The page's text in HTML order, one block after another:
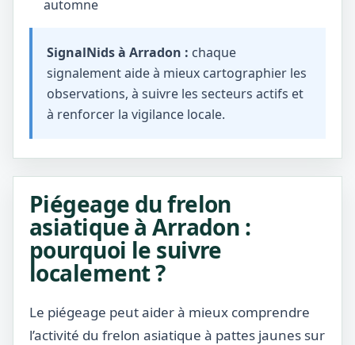
automne
SignalNids à Arradon : chaque
signalement aide à mieux cartographier les
observations, à suivre les secteurs actifs et
à renforcer la vigilance locale.
Piégeage du frelon
asiatique à Arradon :
pourquoi le suivre
localement ?
Le piégeage peut aider à mieux comprendre
l’activité du frelon asiatique à pattes jaunes sur